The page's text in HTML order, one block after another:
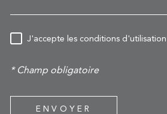
J'accepte les conditions
* Champ obligatoire
ENVOYER